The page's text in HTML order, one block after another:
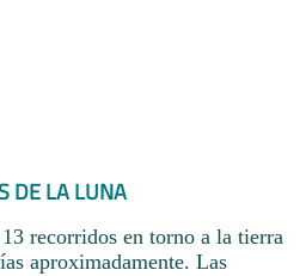
DE LA LUNA
recorridos en torno a la tierra
aproximadamente. Las